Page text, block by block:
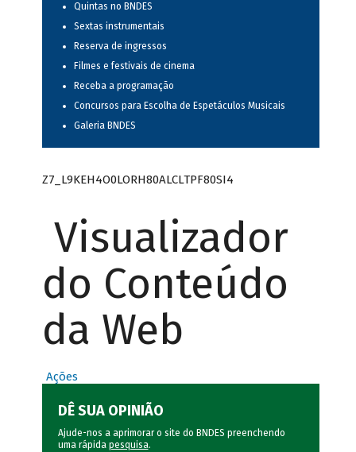
Quintas no BNDES
Sextas instrumentais
Reserva de ingressos
Filmes e festivais de cinema
Receba a programação
Concursos para Escolha de Espetáculos Musicais
Galeria BNDES
Z7_L9KEH4O0LORH80ALCLTPF80SI4
Visualizador
do Conteúdo
da Web
Ações
DÊ SUA OPINIÃO
Ajude-nos a aprimorar o site do BNDES preenchendo
uma rápida pesquisa.